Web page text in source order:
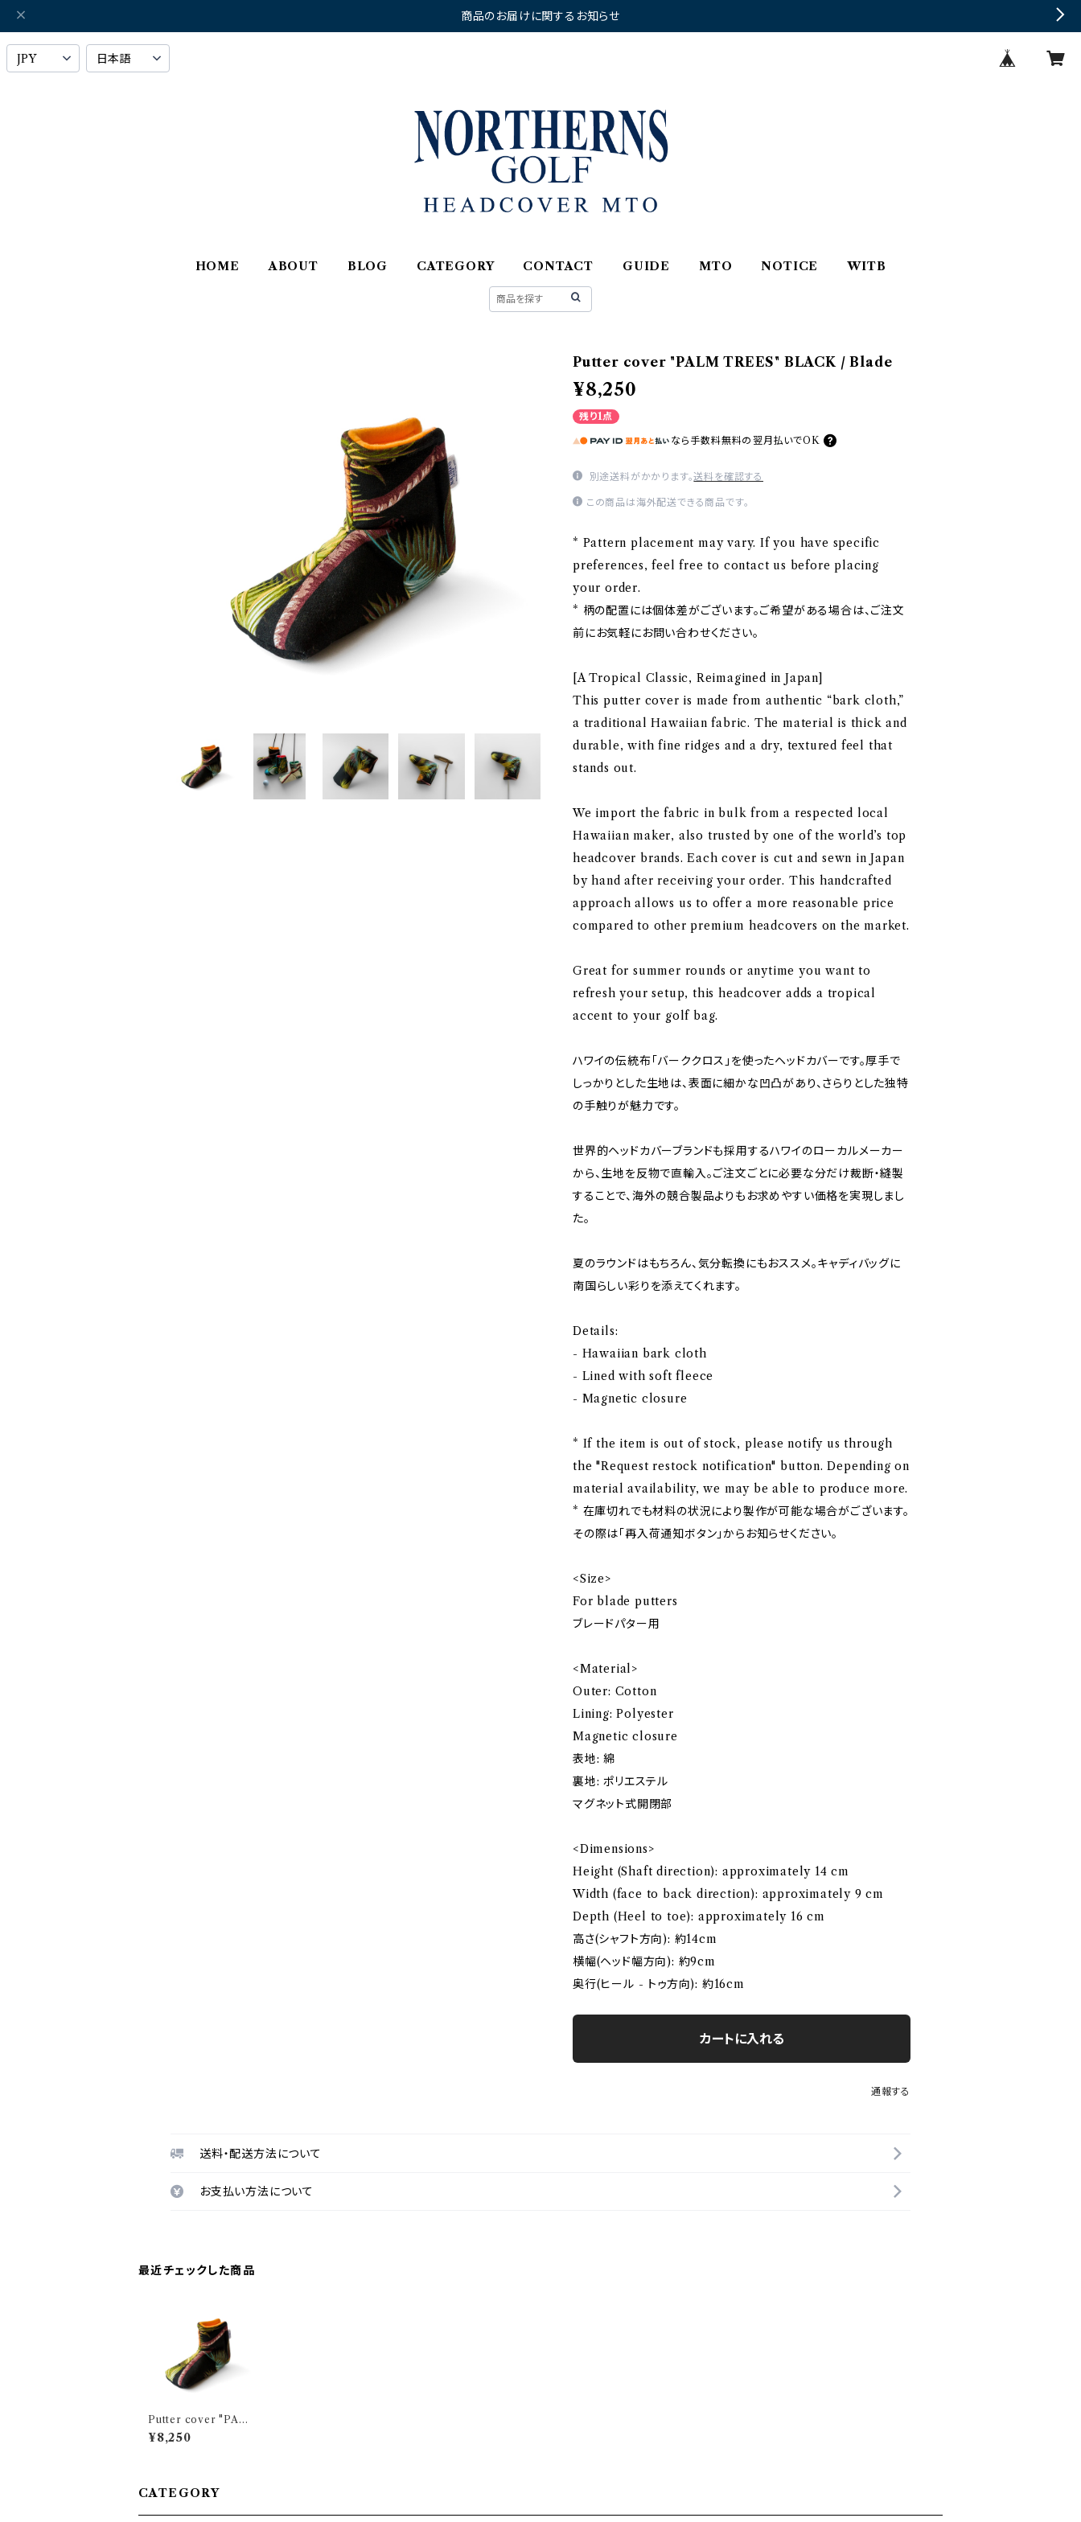
商品のお届けに関するお知らせ
HOME ABOUT BLOG CATEGORY CONTACT GUIDE MTO NOTICE WITB
Putter cover "PALM TREES" BLACK / Blade
¥8,250
残り1点
なら 手数料無料の 翌月払いでOK
別途送料がかかります。送料を確認する
この商品は海外配送できる商品です。
* Pattern placement may vary. If you have specific
preferences, feel free to contact us before placing
your order.
* 柄の配置には個体差がございます。ご希望がある場合は、ご注文
前にお気軽にお問い合わせください。
[A Tropical Classic, Reimagined in Japan]
This putter cover is made from authentic “bark cloth,”
a traditional Hawaiian fabric. The material is thick and
durable, with fine ridges and a dry, textured feel that
stands out.
We import the fabric in bulk from a respected local
Hawaiian maker, also trusted by one of the world’s top
headcover brands. Each cover is cut and sewn in Japan
by hand after receiving your order. This handcrafted
approach allows us to offer a more reasonable price
compared to other premium headcovers on the market.
Great for summer rounds or anytime you want to
refresh your setup, this headcover adds a tropical
accent to your golf bag.
ハワイの伝統布「バーククロス」を使ったヘッドカバーです。厚手で
しっかりとした生地は、表面に細かな凹凸があり、さらりとした独特
の手触りが魅力です。
世界的ヘッドカバーブランドも採用するハワイのローカルメーカー
から、生地を反物で直輸入。ご注文ごとに必要な分だけ裁断・縫製
することで、海外の競合製品よりもお求めやすい価格を実現しまし
た。
夏のラウンドはもちろん、気分転換にもおススメ。キャディバッグに
南国らしい彩りを添えてくれます。
Details:
- Hawaiian bark cloth
- Lined with soft fleece
- Magnetic closure
* If the item is out of stock, please notify us through
the "Request restock notification" button. Depending on
material availability, we may be able to produce more.
* 在庫切れでも材料の状況により製作が可能な場合がございます。
その際は「再入荷通知ボタン」からお知らせください。
<Size>
For blade putters
ブレードパター用
<Material>
Outer: Cotton
Lining: Polyester
Magnetic closure
表地: 綿
裏地: ポリエステル
マグネット式開閉部
<Dimensions>
Height (Shaft direction): approximately 14 cm
Width (face to back direction): approximately 9 cm
Depth (Heel to toe): approximately 16 cm
高さ(シャフト方向): 約14cm
横幅(ヘッド幅方向): 約9cm
奥行(ヒール - トゥ方向): 約16cm
カートに入れる
通報する
送料・配送方法について
お支払い方法について
最近チェックした商品
Putter cover "PAL
M TREES" BLACK /
Blade
¥8,250
CATEGORY